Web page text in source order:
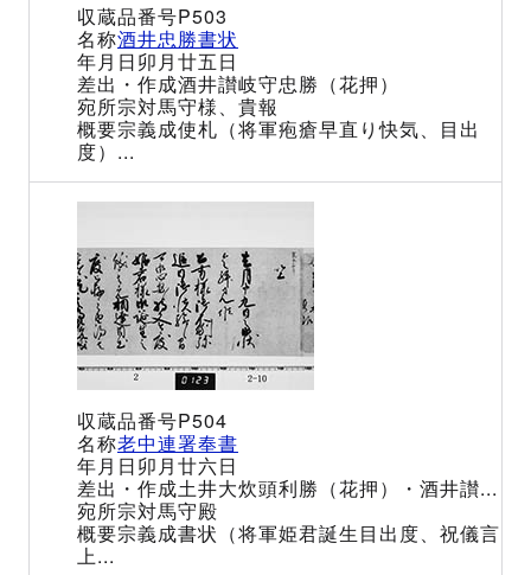
P503
酒井忠勝書状
卯月廿五日
酒井讃岐守忠勝（花押）
宗対馬守様、貴報
宗義成使札（将軍疱瘡早直り快気、目出
度）...
P504
老中連署奉書
卯月廿六日
土井大炊頭利勝（花押）・酒井讃...
宗対馬守殿
宗義成書状（将軍姫君誕生目出度、祝儀言
上...